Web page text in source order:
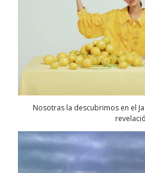
Nosotras la descubrimos en el